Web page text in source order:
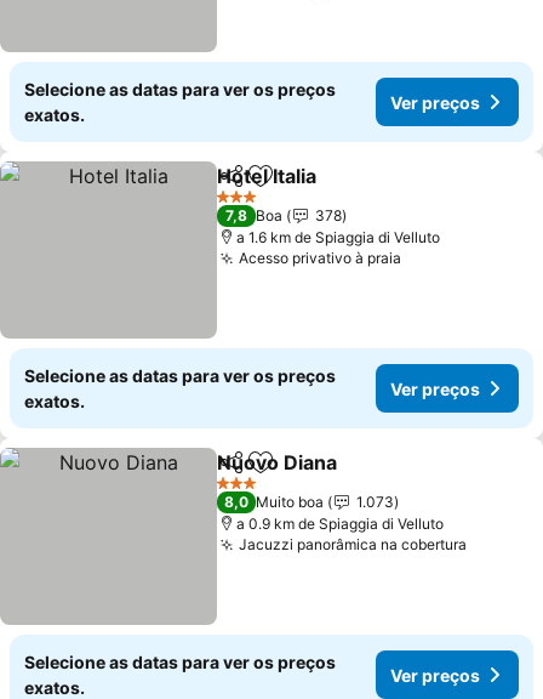
Selecione as datas para ver os preços
exatos.
Ver preços
PartilharAdicionar aos favoritos
Hotel Italia
3 Estrelas
7,8 Boa
378
a 1.6 km de Spiaggia di Velluto
Acesso privativo à praia
Selecione as datas para ver os preços
exatos.
Ver preços
PartilharAdicionar aos favoritos
Nuovo Diana
3 Estrelas
8,0 Muito boa
1.073
a 0.9 km de Spiaggia di Velluto
Jacuzzi panorâmica na cobertura
Selecione as datas para ver os preços
exatos.
Ver preços